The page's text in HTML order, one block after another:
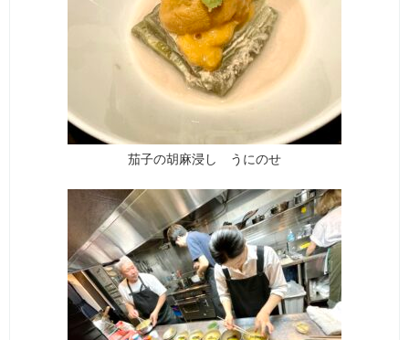
茄子の胡麻浸し うにのせ